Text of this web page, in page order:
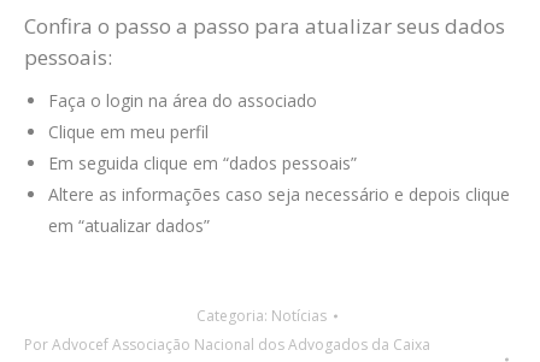
Confira o passo a passo para atualizar seus dados
pessoais:
Faça o login na área do associado
Clique em meu perfil
Em seguida clique em “dados pessoais”
Altere as informações caso seja necessário e depois clique
em “atualizar dados”
Categoria: Notícias
PorAdvocef Associação Nacional dos Advogados da Caixa